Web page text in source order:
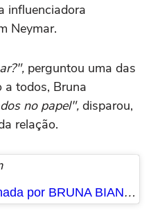
influenciadora
Neymar.
perguntou uma das
a todos, Bruna
no papel", disparou,
relação.
Uma publicação compartilhada por BRUNA BIANCARDI (@brunabiancardi)